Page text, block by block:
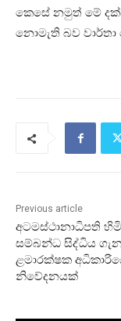
කෙසේ නමුත් මේ
නොමැති බව වාර්තා
Previous article
අටමස්ථානාධිපති හිමි
සම්බන්ධ සිද්ධිය
ළමාරක්ෂක
නිවේදනයක්